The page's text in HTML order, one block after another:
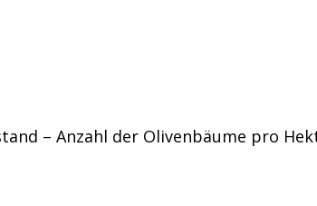
– Anzahl der Olivenbäume pro